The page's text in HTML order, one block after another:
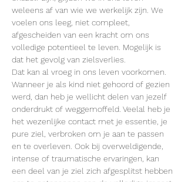
weleens af van wie we werkelijk zijn. We
voelen ons leeg, niet compleet,
afgescheiden van een kracht om ons
volledige potentieel te leven. Mogelijk is
dat het gevolg van zielsverlies.
Dat kan al vroeg in ons leven voorkomen.
Wanneer je als kind niet gehoord of gezien
werd, dan heb je wellicht delen van jezelf
onderdrukt of weggemoffeld. Veelal heb je
het wezenlijke contact met je essentie, je
pure ziel, verbroken om je aan te passen
en te overleven. Ook bij overweldigende,
intense of traumatische ervaringen, kan
een deel van je ziel zich afgesplitst hebben